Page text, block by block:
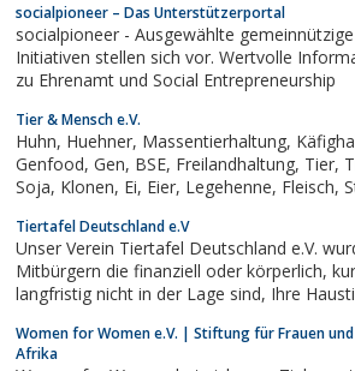
finden Sie weitere Informationen über
Veranstaltungen der...
socialpioneer – Das Unterstützerportal
socialpioneer - Ausgewählte
Initiativen stellen sich vor. Wertvolle
zu Ehrenamt und Social Entrepreneurship
Tier & Mensch e.V.
Huhn, Huehner, Massentierhaltung, Käfighaltung, Putenmast,
Genfood, Gen, BSE, Freilandhaltung, Tier, Tiere, Kaefighuehner,
Soja, Klonen, Ei, Eier, Legehenne, Fleisch, Stierkampf, Eierkauf,
Tiertafel Deutschland e.V
Unser Verein Tiertafel Deutschland e.V.
Mitbürgern die finanziell oder körperlich, kurzfristig oder
langfristig nicht in der Lage sind, Ihre Haustiere gesund und
Tierschutz führt über den Menschen der
Deutschland e.V. hilft...
Women for Women e.V. | Stiftung für Frauen
Afrika